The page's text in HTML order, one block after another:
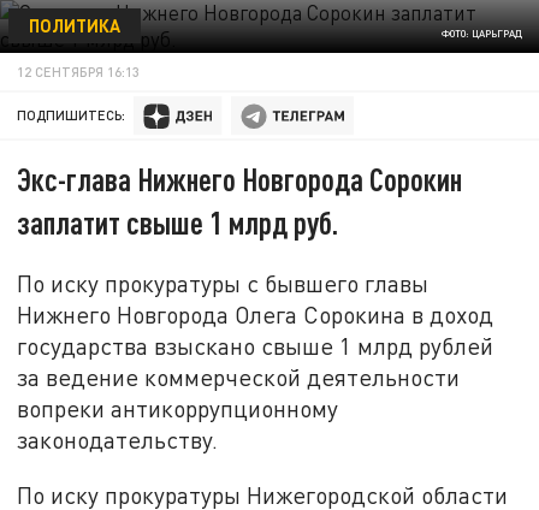
ФОТО: ЦАРЬГРАД
ПОЛИТИКА
12 СЕНТЯБРЯ 16:13
ПОДПИШИТЕСЬ:
Экс-глава Нижнего Новгорода Сорокин
заплатит свыше 1 млрд руб.
По иску прокуратуры с бывшего главы
Нижнего Новгорода Олега Сорокина в доход
государства взыскано свыше 1 млрд рублей
за ведение коммерческой деятельности
вопреки антикоррупционному
законодательству.
По иску прокуратуры Нижегородской области